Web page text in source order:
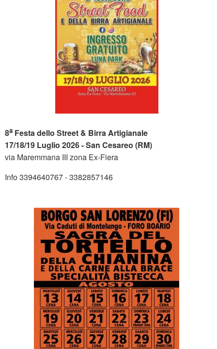
8a Festa dello Street & Birra Artigianale
17/18/19 Luglio 2026 - San Cesareo (RM)
via Maremmana III zona Ex-Fiera
Info 3394640767 - 3382857146